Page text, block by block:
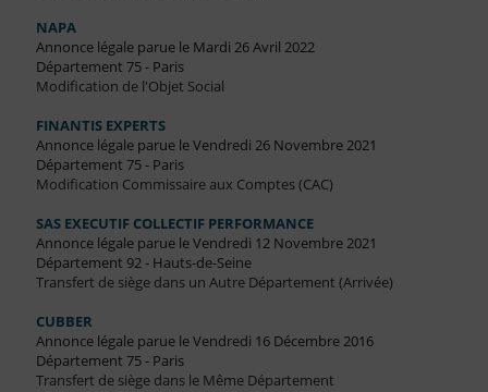
NAPA
Annonce légale parue le Mardi 26 Avril 2022
Département 75 - Paris
Modification de l'Objet Social
FINANTIS EXPERTS
Annonce légale parue le Vendredi 26 Novembre 2021
Département 75 - Paris
Modification Commissaire aux Comptes (CAC)
SAS EXECUTIF COLLECTIF PERFORMANCE
Annonce légale parue le Vendredi 12 Novembre 2021
Département 92 - Hauts-de-Seine
Transfert de siège dans un Autre Département (Arrivée)
CUBBER
Annonce légale parue le Vendredi 16 Décembre 2016
Département 75 - Paris
Transfert de siège dans le Même Département